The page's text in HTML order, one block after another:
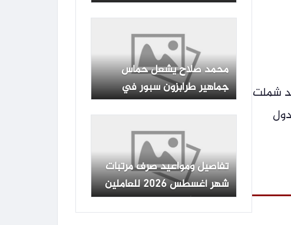
شملت
محمد صلاح يشعل حماس
جماهير طرابزون سبور في
حفل تقديمه الرسمي
تفاصيل ومواعيد صرف مرتبات
شهر أغسطس 2026 للعاملين
بالدولة وأماكن الحصول عليها